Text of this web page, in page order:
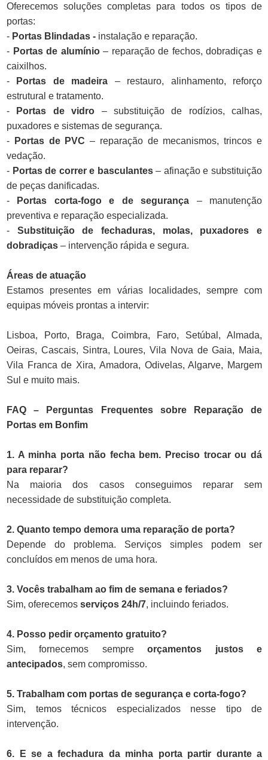
Oferecemos soluções completas para todos os tipos de
portas:
- Portas Blindadas - instalação e reparação.
- Portas de alumínio– reparação de fechos, dobradiças e
caixilhos.
-
Portas de madeira – restauro, alinhamento, reforço
estrutural e tratamento.
-
Portas de vidro – substituição de rodízios, calhas,
puxadores e sistemas de segurança.
-
Portas de PVC – reparação de mecanismos, trincos e
vedação.
- Portas de correr e basculantes– afinação e substituição
de peças danificadas.
-
Portas corta-fogo e de segurança – manutenção
preventiva e reparação especializada.
- Substituição de fechaduras, molas, puxadores e
dobradiças – intervenção rápida e segura.
Áreas de atuação
Estamos presentes em várias localidades, sempre com
equipas móveis prontas a intervir:
Lisboa, Porto, Braga, Coimbra, Faro, Setúbal, Almada,
Oeiras, Cascais, Sintra, Loures, Vila Nova de Gaia, Maia,
Vila Franca de Xira, Amadora, Odivelas, Algarve, Margem
Sul e muito mais.
FAQ – Perguntas Frequentes sobre Reparação de
Portas em Bonfim
1. A minha porta não fecha bem. Preciso trocar ou dá
para reparar?
Na maioria dos casos conseguimos reparar sem
necessidade de substituição completa.
2. Quanto tempo demora uma reparação de porta?
Depende do problema. Serviços simples podem ser
concluídos em menos de uma hora.
3. Vocês trabalham ao fim de semana e feriados?
Sim, oferecemos serviços 24h/7, incluindo feriados.
4. Posso pedir orçamento gratuito?
Sim, fornecemos sempreorçamentos justos e
antecipados, sem compromisso.
5. Trabalham com portas de segurança e corta-fogo?
Sim, temos técnicos especializados nesse tipo de
intervenção.
6. E se a fechadura da minha porta partir durante a